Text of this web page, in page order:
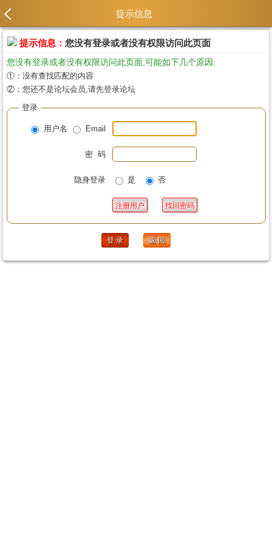
提示信息
提示信息： 您没有登录或者没有权限访问此页面
您没有登录或者没有权限访问此页面,可能如下几个原因:
①：没有查找匹配的内容
②：您还不是论坛会员,请先登录论坛
登录
用户名 Email
密 码
隐身登录 是 否